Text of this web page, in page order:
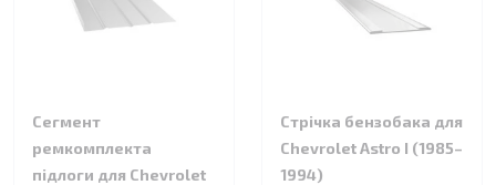
Сегмент
ремкомплекта
підлоги для Chevrolet
Стрічка бензобака для
Chevrolet Astro I (1985–
1994)